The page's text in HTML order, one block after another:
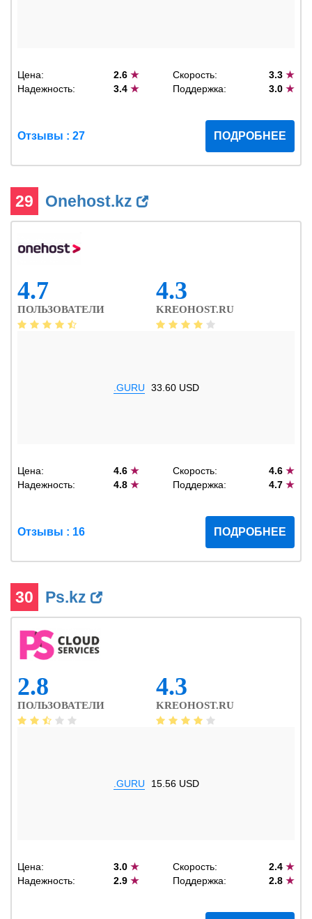
Цена: 2.6★ Скорость: 3.3 ★
Надежность:
3.4★ Поддержка: 3.0 ★
Отзывы : 27 ПОДРОБНЕЕ
29 Onehost.kz
4.7
ПОЛЬЗОВАТЕЛИ
4.3
KREOHOST.RU
.GURU 33.60 USD
Цена: 4.6★ Скорость: 4.6 ★
Надежность:
4.8★ Поддержка: 4.7 ★
Отзывы : 16 ПОДРОБНЕЕ
30 Ps.kz
2.8
ПОЛЬЗОВАТЕЛИ
4.3
KREOHOST.RU
.GURU 15.56 USD
Цена: 3.0★ Скорость: 2.4 ★
Надежность:
2.9★ Поддержка: 2.8 ★